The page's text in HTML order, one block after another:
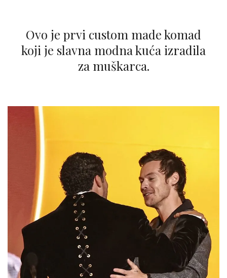
Ovo je prvi custom made komad
koji je slavna modna kuća izradila
za muškarca.